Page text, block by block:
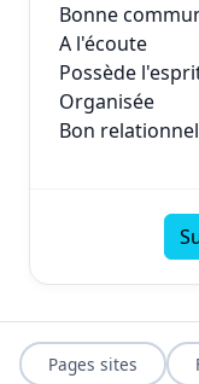
Bonne
A l'écoute
Possède
Organisée
Bon relationnel
Pages sites